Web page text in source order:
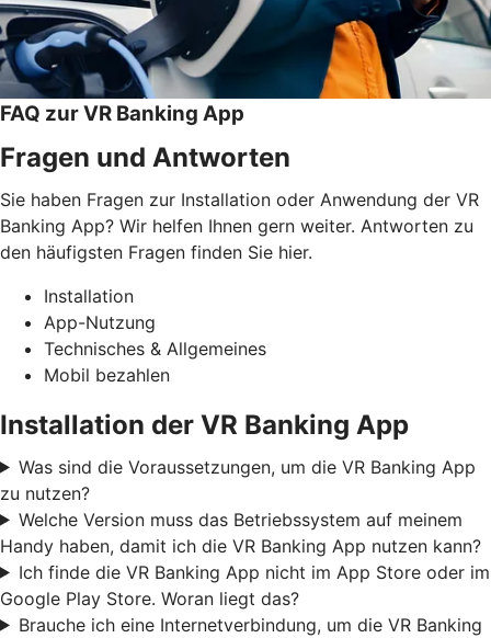
FAQ zur VR Banking App
Fragen und Antworten
Sie haben Fragen zur Installation oder Anwendung der VR
Banking App? Wir helfen Ihnen gern weiter. Antworten zu
den häufigsten Fragen finden Sie hier.
Installation
App-Nutzung
Technisches & Allgemeines
Mobil bezahlen
Installation der VR Banking App
Was sind die Voraussetzungen, um die VR Banking App
zu nutzen?
Welche Version muss das Betriebssystem auf meinem
Handy haben, damit ich die VR Banking App nutzen kann?
Ich finde die VR Banking App nicht im App Store oder im
Google Play Store. Woran liegt das?
Brauche ich eine Internetverbindung, um die VR Banking